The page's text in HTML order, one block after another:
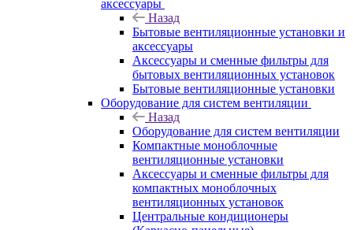
аксессуары
Назад
Бытовые вентиляционные установки и
аксессуары
Аксессуары и сменные фильтры для
бытовых вентиляционных установок
Бытовые вентиляционные установки
Оборудование для систем вентиляции
Назад
Оборудование для систем вентиляции
Компактные моноблочные
вентиляционные установки
Аксессуары и сменные фильтры для
компактных моноблочных
вентиляционных установок
Центральные кондиционеры